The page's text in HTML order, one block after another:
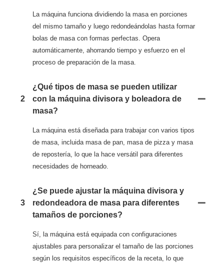
La máquina funciona dividiendo la masa en porciones
del mismo tamaño y luego redondeándolas hasta formar
bolas de masa con formas perfectas. Opera
automáticamente, ahorrando tiempo y esfuerzo en el
proceso de preparación de la masa.
2
¿Qué tipos de masa se pueden utilizar
con la máquina divisora ​​y boleadora de
masa?
La máquina está diseñada para trabajar con varios tipos
de masa, incluida masa de pan, masa de pizza y masa
de repostería, lo que la hace versátil para diferentes
necesidades de horneado.
3
¿Se puede ajustar la máquina divisora ​​y
redondeadora de masa para diferentes
tamaños de porciones?
Sí, la máquina está equipada con configuraciones
ajustables para personalizar el tamaño de las porciones
según los requisitos específicos de la receta, lo que